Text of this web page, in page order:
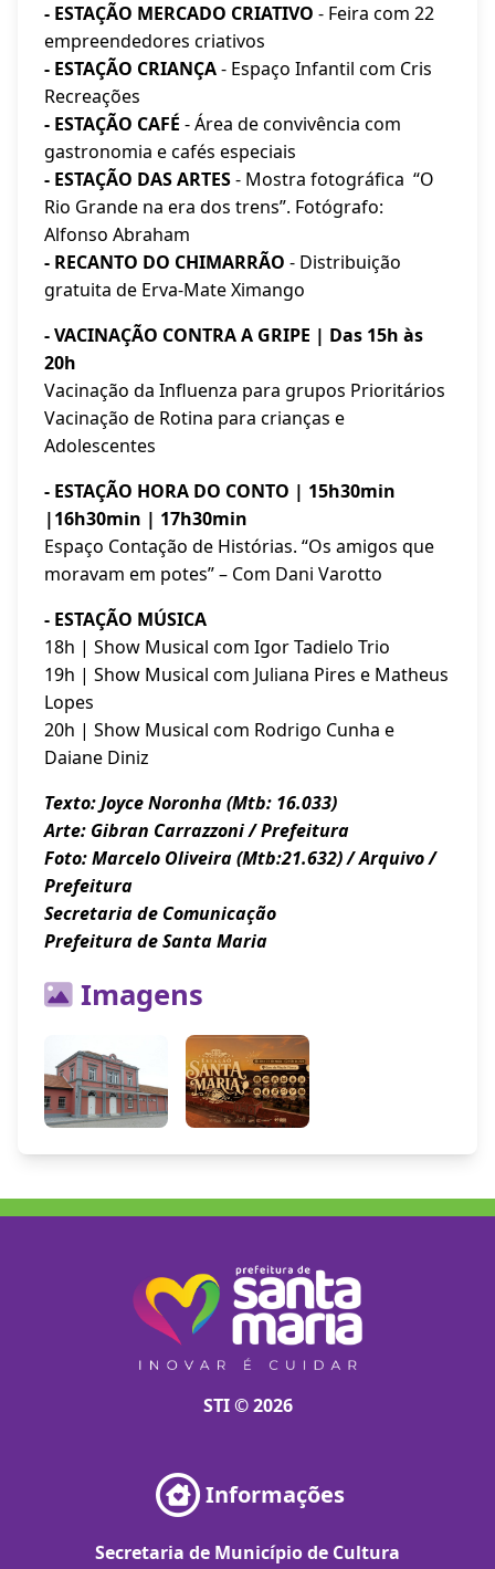
- ESTAÇÃO MERCADO CRIATIVO - Feira com 22
empreendedores criativos
- ESTAÇÃO CRIANÇA- Espaço Infantil com Cris
Recreações
- ESTAÇÃO CAFÉ - Área de convivência com
gastronomia e cafés especiais
- ESTAÇÃO DAS ARTES- Mostra fotográfica “O
Rio Grande na era dos trens”. Fotógrafo:
Alfonso Abraham
- RECANTO DO CHIMARRÃO - Distribuição
gratuita de Erva-Mate Ximango
- VACINAÇÃO CONTRA A GRIPE | Das 15h às
20h
Vacinação da Influenza para grupos Prioritários
Vacinação de Rotina para crianças e
Adolescentes
- ESTAÇÃO HORA DO CONTO | 15h30min
|16h30min | 17h30min
Espaço Contação de Histórias. “Os amigos que
moravam em potes” – Com Dani Varotto
- ESTAÇÃO MÚSICA
18h | Show Musical com Igor Tadielo Trio
19h | Show Musical com Juliana Pires e Matheus
Lopes
20h | Show Musical com Rodrigo Cunha e
Daiane Diniz
Texto: Joyce Noronha (Mtb: 16.033)
Arte: Gibran Carrazzoni / Prefeitura
Foto: Marcelo Oliveira (Mtb:21.632) / Arquivo /
Prefeitura
Secretaria de Comunicação
Prefeitura de Santa Maria
Imagens
STI © 2026
Informações
Secretaria de Município de Cultura